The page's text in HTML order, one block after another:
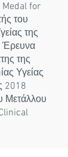
for
του
της
Έρευνα
της
Υγείας
2018
Μετάλλου